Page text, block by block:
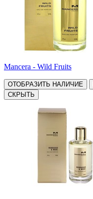
Mancera - Wild Fruits
ОТОБРАЗИТЬ НАЛИЧИЕ
СКРЫТЬ